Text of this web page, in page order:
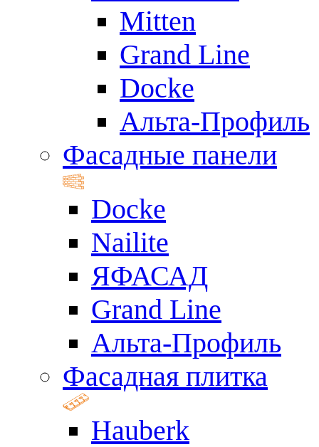
Mitten
Grand Line
Docke
Альта-Профиль
Фасадные панели
Docke
Nailite
ЯФАСАД
Grand Line
Альта-Профиль
Фасадная плитка
Hauberk